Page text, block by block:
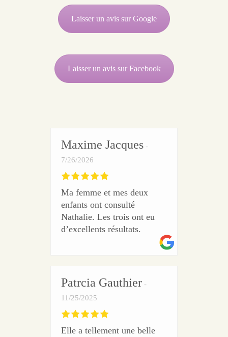
Laisser un avis sur Google
Laisser un avis sur Facebook
Maxime Jacques
7/26/2026
Ma femme et mes deux
enfants ont consulté
Nathalie. Les trois ont eu
d’excellents résultats.
Patrcia Gauthier
11/25/2025
Elle a tellement une belle